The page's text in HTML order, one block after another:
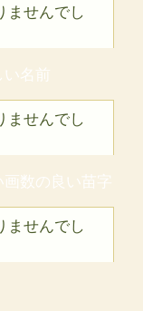
ませんでし
い名前
ませんでし
画数の良い苗字
ませんでし